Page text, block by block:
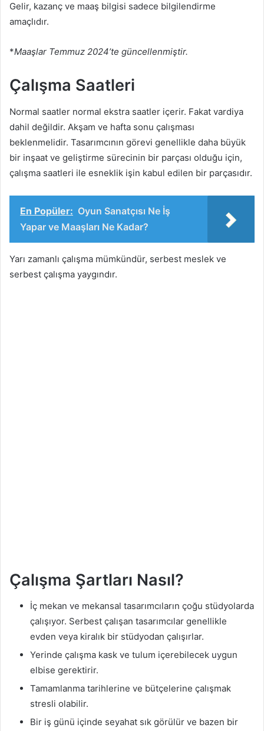
Gelir, kazanç ve maaş bilgisi sadece bilgilendirme
amaçlıdır.
*Maaşlar Temmuz 2024’te güncellenmiştir.
Çalışma Saatleri
Normal saatler normal ekstra saatler içerir. Fakat vardiya
dahil değildir. Akşam ve hafta sonu çalışması
beklenmelidir. Tasarımcının görevi genellikle daha büyük
bir inşaat ve geliştirme sürecinin bir parçası olduğu için,
çalışma saatleri ile esneklik işin kabul edilen bir parçasıdır.
En Popüler: Oyun Sanatçısı Ne İş
Yapar ve Maaşları Ne Kadar?
Yarı zamanlı çalışma mümkündür, serbest meslek ve
serbest çalışma yaygındır.
Çalışma Şartları Nasıl?
İç mekan ve mekansal tasarımcıların çoğu stüdyolarda
çalışıyor. Serbest çalışan tasarımcılar genellikle
evden veya kiralık bir stüdyodan çalışırlar.
Yerinde çalışma kask ve tulum içerebilecek uygun
elbise gerektirir.
Tamamlanma tarihlerine ve bütçelerine çalışmak
stresli olabilir.
Bir iş günü içinde seyahat sık görülür ve bazen bir